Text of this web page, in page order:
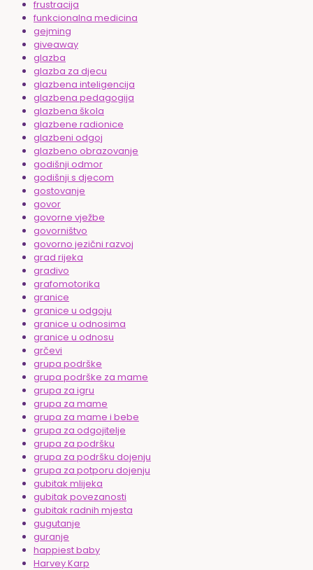
frustracija
funkcionalna medicina
gejming
giveaway
glazba
glazba za djecu
glazbena inteligencija
glazbena pedagogija
glazbena škola
glazbene radionice
glazbeni odgoj
glazbeno obrazovanje
godišnji odmor
godišnji s djecom
gostovanje
govor
govorne vježbe
govorništvo
govorno jezični razvoj
grad rijeka
gradivo
grafomotorika
granice
granice u odgoju
granice u odnosima
granice u odnosu
grčevi
grupa podrške
grupa podrške za mame
grupa za igru
grupa za mame
grupa za mame i bebe
grupa za odgojitelje
grupa za podršku
grupa za podršku dojenju
grupa za potporu dojenju
gubitak mlijeka
gubitak povezanosti
gubitak radnih mjesta
gugutanje
guranje
happiest baby
Harvey Karp